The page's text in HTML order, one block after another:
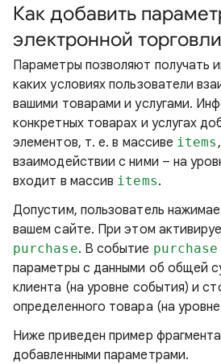
Как добавить
электронной торговли
Параметры позволяют получать
каких условиях пользователи
вашими товарами и услугами.
конкретных товарах и услугах
элементов, т. е. в массиве items
взаимодействии с ними – на
входит в массив items.
Допустим, пользователь
вашем сайте. При этом
purchase. В событие purchase
параметры с данными об общей
клиента (на уровне события) и
определенного товара (на
Ниже приведен пример
добавленными параметрами.